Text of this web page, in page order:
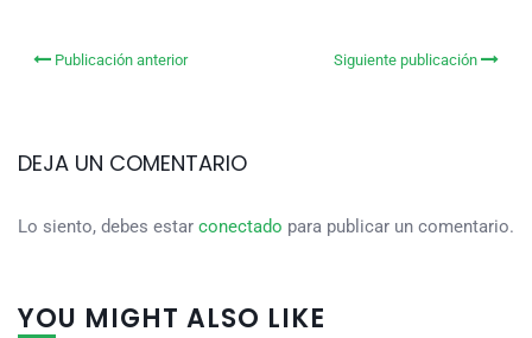
Publicación anterior Siguiente publicación
DEJA UN COMENTARIO
Lo siento, debes estar conectado para publicar un comentario.
YOU MIGHT ALSO LIKE